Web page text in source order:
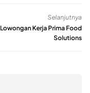
Selanjutnya
Lowongan Kerja Prima Food
Solutions